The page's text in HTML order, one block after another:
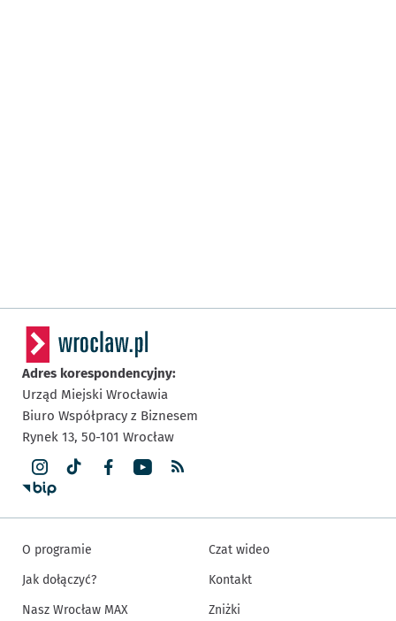
Adres korespondencyjny:
Urząd Miejski Wrocławia
Biuro Współpracy z Biznesem
Rynek 13, 50-101 Wrocław
O programie
Jak dołączyć?
Nasz Wrocław MAX
Czat wideo
Kontakt
Zniżki